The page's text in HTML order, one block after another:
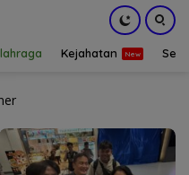
Kejahatan